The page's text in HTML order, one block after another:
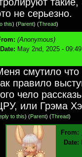
не серьезно.
this) (Parent) (Thread)
(Anonymous)
Date: May 2nd, 2025 -
смутило что
правило
чело
или Грэма
to this) (Parent) (Thread)
From:
Date: